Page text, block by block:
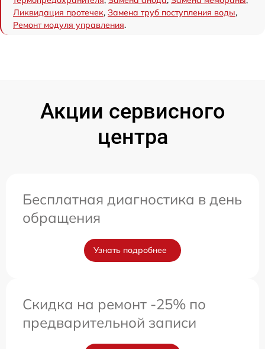
Ликвидация протечек, Замена труб поступления воды,
Ремонт модуля управления.
Акции сервисного
центра
Бесплатная диагностика в день
обращения
Узнать подробнее
Скидка на ремонт -25% по
предварительной записи